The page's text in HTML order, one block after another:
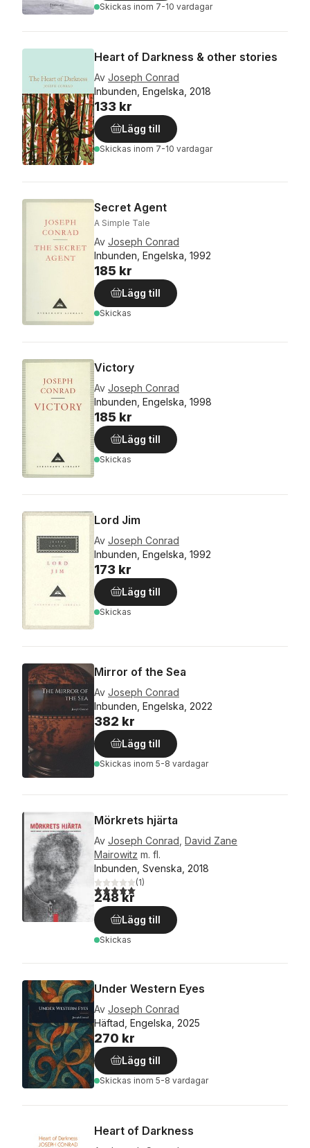
Skickas inom 7-10 vardagar
Heart of Darkness & other stories
Av Joseph Conrad
Inbunden, Engelska, 2018
133 kr
Lägg till
Skickas inom 7-10 vardagar
Secret Agent
A Simple Tale
Av Joseph Conrad
Inbunden, Engelska, 1992
185 kr
Lägg till
Skickas
Victory
Av Joseph Conrad
Inbunden, Engelska, 1998
185 kr
Lägg till
Skickas
Lord Jim
Av Joseph Conrad
Inbunden, Engelska, 1992
173 kr
Lägg till
Skickas
Mirror of the Sea
Av Joseph Conrad
Inbunden, Engelska, 2022
382 kr
Lägg till
Skickas inom 5-8 vardagar
Mörkrets hjärta
Av Joseph Conrad David Zane
Mairowitz m. fl.
Inbunden, Svenska, 2018
5,0utav 5 stjärnor. Totalt antal röster:
(1)
248 kr
Lägg till
Skickas
Under Western Eyes
Av Joseph Conrad
Häftad, Engelska, 2025
270 kr
Lägg till
Skickas inom 5-8 vardagar
Heart of Darkness